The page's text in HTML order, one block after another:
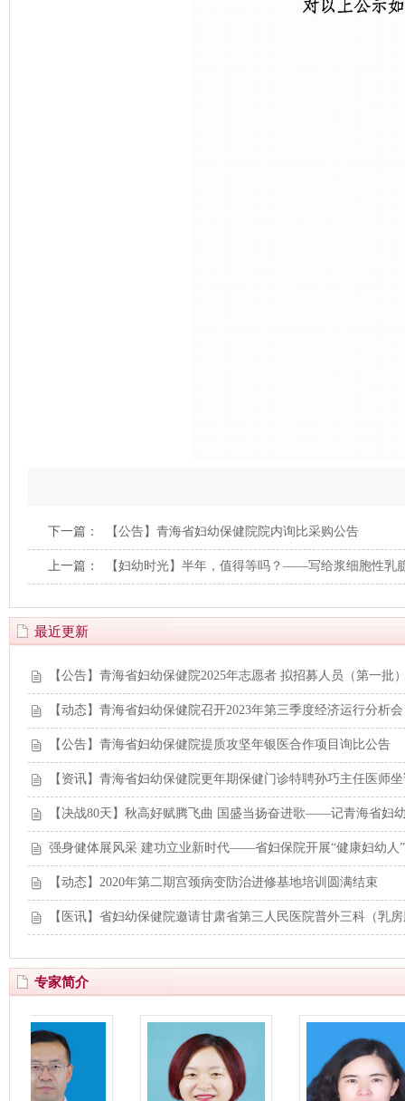
下一篇： 【公告】青海省妇幼保健院院内询比采购公告
上一篇： 【妇幼时光】半年，值得等吗？——写给浆细胞性乳
最近更新
【公告】青海省妇幼保健院2025年志愿者 拟招募人员（第一批
【动态】青海省妇幼保健院召开2023年第三季度经济运行分析会
【公告】青海省妇幼保健院提质攻坚年银医合作项目询比公告
【资讯】青海省妇幼保健院更年期保健门诊特聘孙巧主任医师
【决战80天】秋高好赋腾飞曲 国盛当扬奋进歌——记青海省妇
强身健体展风采 建功立业新时代——省妇保院开展“健康妇幼人
【动态】2020年第二期宫颈病变防治进修基地培训圆满结束
【医讯】省妇幼保健院邀请甘肃省第三人民医院普外三科（乳
专家简介